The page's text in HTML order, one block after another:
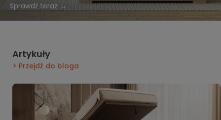
Sprawdź teraz →
Artykuły
Przejdź do bloga